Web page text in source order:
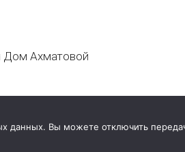
Дом Ахматовой
данных. Вы можете отключить